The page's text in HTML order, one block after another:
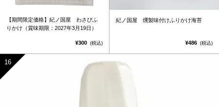
【期間限定価格】紀ノ国屋 わさびふ
りかけ（賞味期限：2027年3月19日）
¥300 (税込)
紀ノ国屋 燻製味付けふりかけ海苔
¥486 (税込)